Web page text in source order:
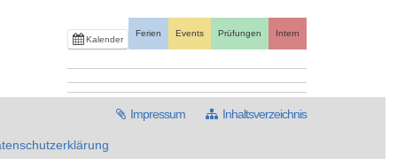
Kalender
Ferien Events Prüfungen Intern
Impressum Inhaltsverzeichnis